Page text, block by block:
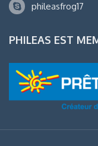
phileasfrog17
PHILEAS EST